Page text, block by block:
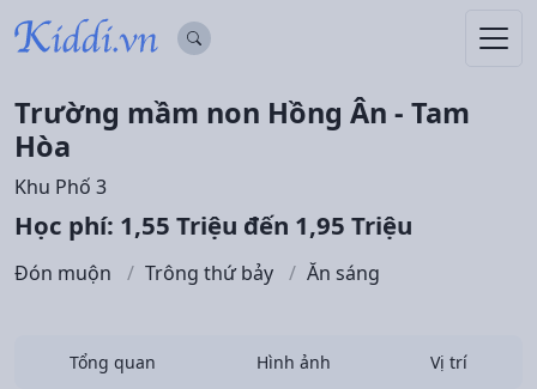
Trường mầm non Hồng Ân - Tam
Hòa
Khu Phố 3
Học phí: 1,55 Triệu đến 1,95 Triệu
Đón muộn Trông thứ bảy Ăn sáng
Tổng quan Hình ảnh Vị trí